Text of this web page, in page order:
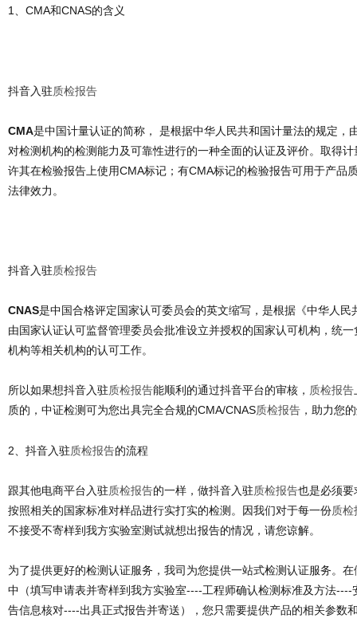
1、CMA和CNAS的含义
抖音入驻质检报告
CMA是中国计量认证的简称， 是根据中华人民共和国计量法的规定，
对检测机构的检测能力及可靠性进行的一种全面的认证及评价。取得
许其在检验报告上使用CMA标记；有CMA标记的检验报告可用于产品
法律效力。
抖音入驻质检报告
CNAS是中国合格评定国家认可委员会的英文缩写，是根据《中华人
由国家认证认可监督管理委员会批准设立并授权的国家认可机构，统
机构等相关机构的认可工作。
所以如果想抖音入驻质检报告能顺利的通过抖音平台的审核， 质检报告
质的，中证检测可为您出具完全合规的CMA/CNAS质检报告 ，助力您
2、抖音入驻质检报告的流程
跟其他电商平台入驻质检报告的一样，做抖音入驻质检报告也是必须要
按照相关的国家标准对样品进行实打实的检测。因我们对于每一份质检
不接受不寄样到我方实验室测试就想出报告的情况，请您谅解。
为了提供更好的检测认证服务，我司为您提供一站式检测认证服务。
中（填写申请表并寄样到我方实验室----工程师确认检测标准及方法
告信息核对----出具正式报告并寄送），您只需要提供产品的相关参数